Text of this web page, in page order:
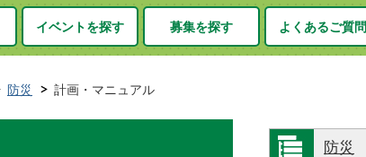
イベントを探す 募集を探す よくあるご質問
防災 計画・マニュアル
防災